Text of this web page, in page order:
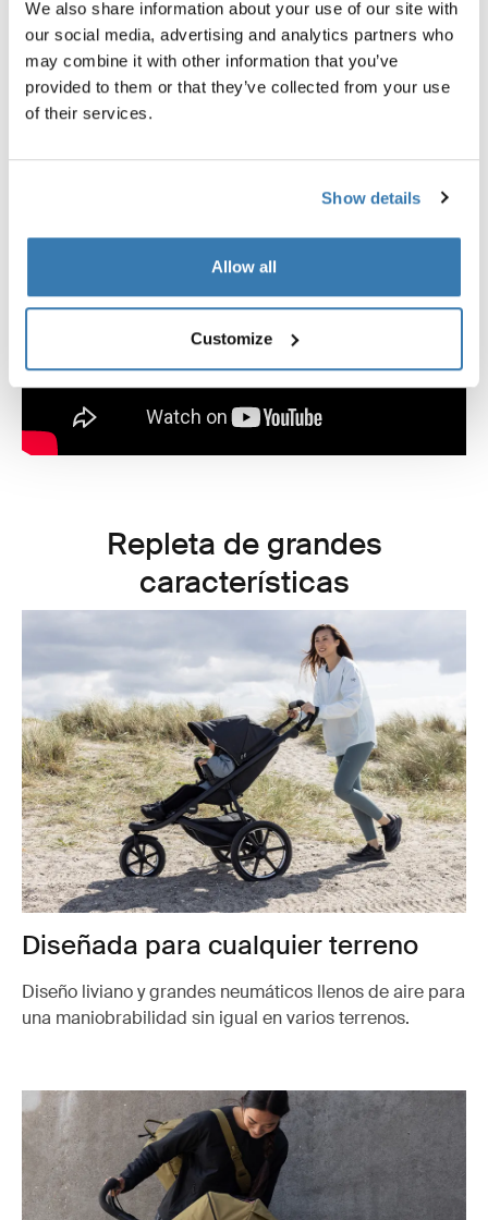
We also share information about your use of our site with
our social media, advertising and analytics partners who
may combine it with other information that you’ve
provided to them or that they’ve collected from your use
of their services.
Show details
Allow all
Customize
activos con dos hijos. Esta liviana carriola doble tiene
asientos espaciosos y ajustables individualmente y
pasa fácilmente por las puertas.
Repleta de grandes
características
Diseñada para cualquier terreno
Diseño liviano y grandes neumáticos llenos de aire para
una maniobrabilidad sin igual en varios terrenos.